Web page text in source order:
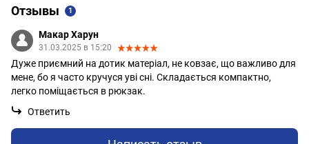
Отзывы 1
Макар Харун
31.03.2025 в 15:20
Дуже приємний на дотик матеріал, не ковзає, що важливо для
мене, бо я часто кручуся уві сні. Складається компактно,
легко поміщається в рюкзак.
Ответить